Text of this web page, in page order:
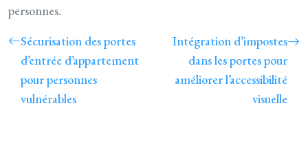
personnes.
Sécurisation des portes
d’entrée d’appartement
pour personnes
vulnérables
Intégration d’impostes
dans les portes pour
améliorer l’accessibilité
visuelle